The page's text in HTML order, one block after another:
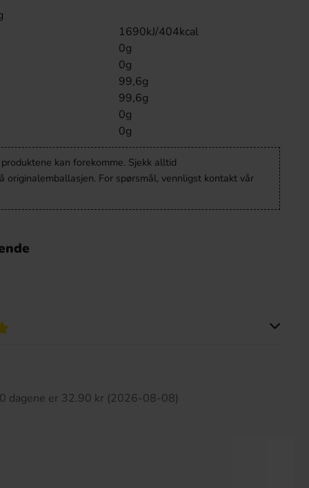
1690kJ/404kcal
0g
0g
99,6g
99,6g
0g
0g
kan forekomme. Sjekk alltid
originalemballasjen. For spørsmål, vennligst kontakt vår
dagene er 32.90 kr (2026-08-08)